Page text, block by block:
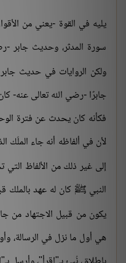
يليه في القوة -يعني من
سورة المدثر، وحديث جابر
ولكن الروايات في حديث
جابرًا -رضي الله تعالى عنه-
فكأنه كان يحدث عن فترة
لأن في ألفاظه أنه جاء الملَك
إلى غير ذلك من الألفاظ
النبي ﷺ كان له عهد بالملك
يكون من قبيل الاجتهاد من
هي أول ما نزل في الرسالة،